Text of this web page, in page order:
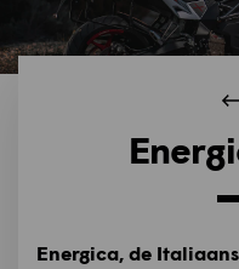
Energica, de